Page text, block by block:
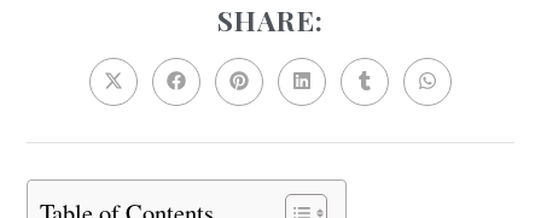
SHARE:
Opens
in
new
Opens
in
new
Opens
in
new
Opens
in
new
Opens
in
new
Opens
in
new